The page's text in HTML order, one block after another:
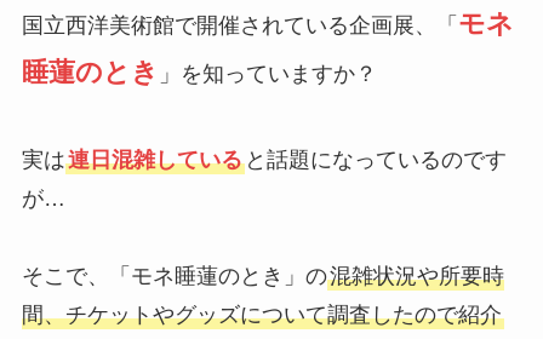
国立西洋美術館で開催されている企画展、「 モネ
睡蓮のとき 」を知っていますか？
実は連日混雑していると話題になっているのです
が…
そこで、「モネ睡蓮のとき」の混雑状況や所要時
間、チケットやグッズについて調査したので紹介